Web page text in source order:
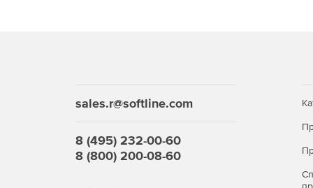
sales.r@softline.com
8 (495) 232-00-60
8 (800) 200-08-60